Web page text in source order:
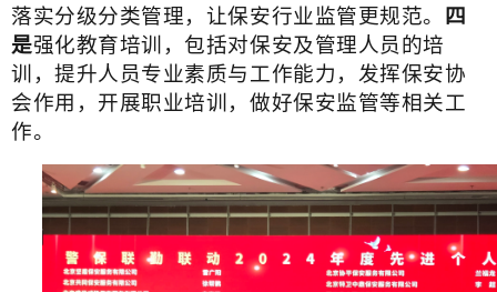
落实分级分类管理，让保安行业监管更规范。
四
是强化教育培训，包括对保安及管理人员的培
训，提升人员专业素质与工作能力，发挥保安协
会作用，开展职业培训，做好保安监管等相关工
作。